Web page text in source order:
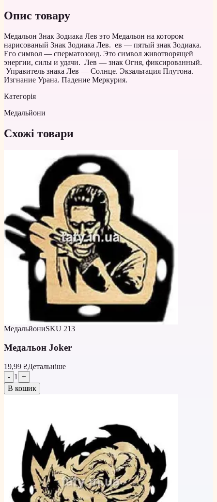
Опис товару
Медальон Знак Зодиака Лев это Медальон на котором
нарисованый Знак Зодиака Лев. ев — пятый знак Зодиака.
Его символ — сперматозоид. Это символ животворящей
энергии, силы и удачи. Лев — знак Огня, фиксированный.
Управитель знака Лев — Солнце. Экзальтация Плутона.
Изгнание Урана. Падение Меркурия.
Категорія
Медальйони
Схожі товари
МедальйониSKU 213
Медальон Joker
19,99 ₴Детальніше
- 1
+
В кошик